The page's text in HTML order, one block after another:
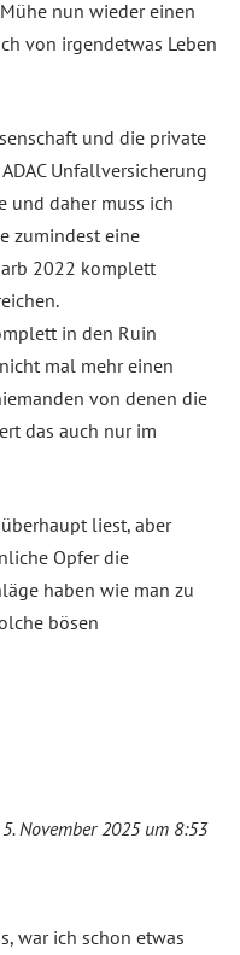
nun wieder einen
von irgendetwas Leben
und die private
Unfallversicherung
und daher muss ich
zumindest eine
2022 komplett
in den Ruin
mal mehr einen
von denen die
das auch nur im
liest, aber
Opfer die
haben wie man zu
bösen
November 2025 um 8:53
war ich schon etwas